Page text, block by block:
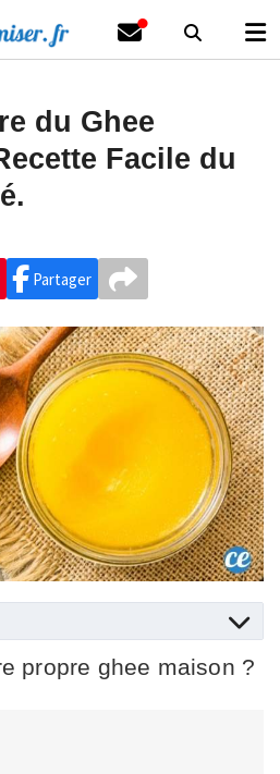
du Ghee
Facile du
Partager
propre ghee maison ?